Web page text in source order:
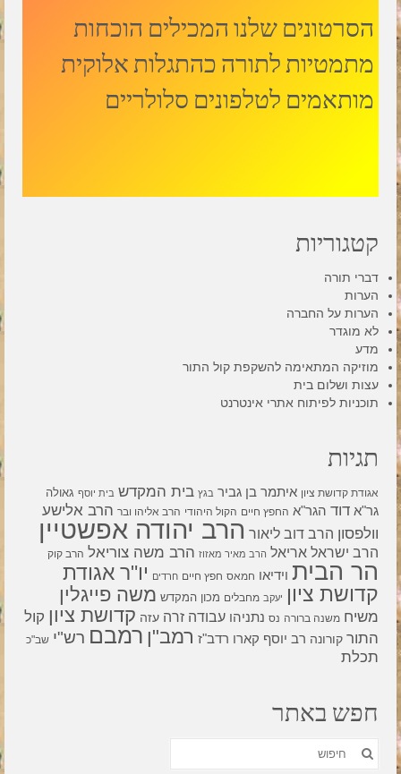
הסרטונים שלנו המכילים הוכחות
מתמטיות לתורה כהתגלות אלוקית
מותאמים לטלפונים סלולריים
קטגוריות
דברי תורה
הערות
הערות על החברה
לא מוגדר
מדע
מוזיקה המתאימה להשקפת קול התור
עצות ושלום בית
תוכניות לפיתוח אתרי אינטרנט
תגיות
אגודת קדושת ציון איתמר בן גביר בגץ בית המקדש בית יוסף גאולה
גר"א דוד הגר"א החפץ חיים הקול היהודי הרב אליהו ובר הרב אלישע
וולפסון הרב דוב ליאור הרב יהודה אפשטיין
הרב ישראל אריאל הרב מאיר מאזוז הרב משה צוריאל הרב קוק
הר הבית וידיאו חמאס חפץ חיים חרדים יו"ר אגודת
קדושת ציון יעקב מחבלים מכון המקדש משה פייגלין
משיח משנה ברורה נס נתניהו עבודה זרה עזה קדושת ציון קול
התור קורונה רב יוסף קארו רדב"ז רמב"ן רמבם רש"י שב"כ
תכלת
חפש באתר
חפש
את: